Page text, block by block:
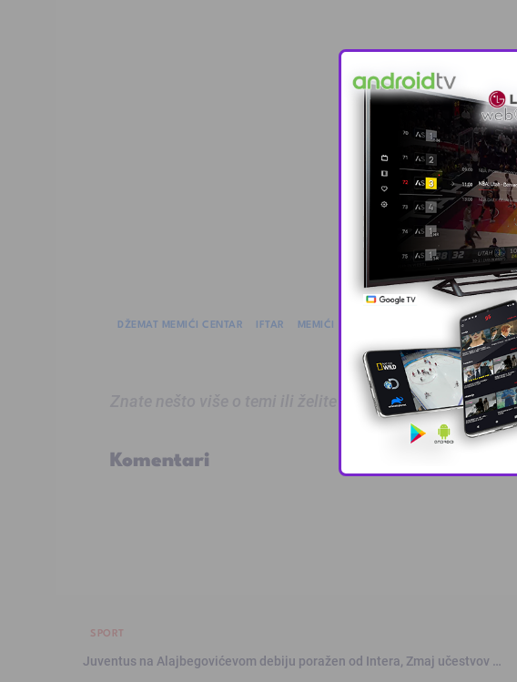
DŽEMAT MEMIĆI CENTAR IFTAR MEMIĆI
Znate nešto više o temi ili želite prijaviti grešku u tekstu?
Komentari
SPORT
Juventus na Alajbegovićevom debiju poražen od Intera, Zmaj učestvov …